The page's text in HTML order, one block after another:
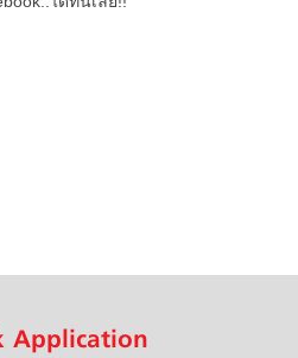
Application